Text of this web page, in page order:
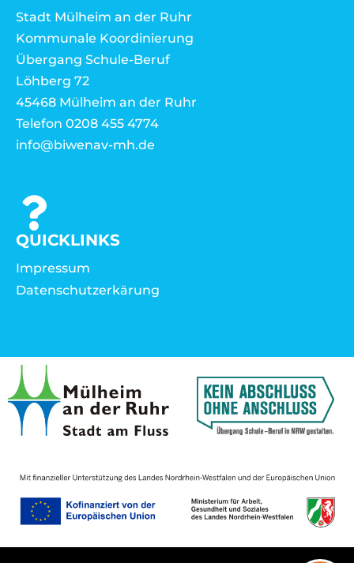
Stadt Mülheim an der Ruhr
Kommunale Koordinierung
Übergang Schule-Beruf
Löhberg 72
45468 Mülheim an der Ruhr
Telefon 0208 455 4774
info@biwenav-mh.de
QUICKLINKS
Impressum
Datenschutzerkärung